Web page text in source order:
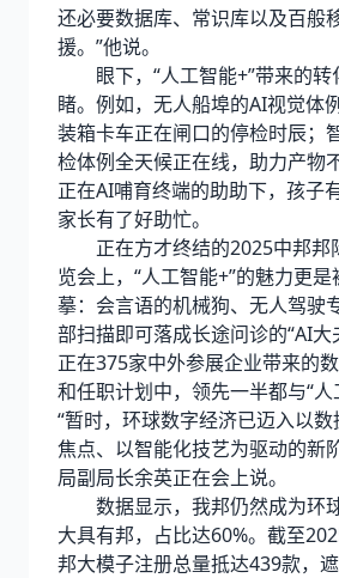
还必要数据库、常识库以及百般
援。”他说。
眼下，“人工智能+”带来的转
睹。例如，无人船埠的AI视觉体
装箱卡车正在闸口的停检时辰；
检体例全天候正在线，助力产物
正在AI哺育终端的助助下，孩子有
家长有了好助忙。
正在方才终结的2025中邦邦
览会上，“人工智能+”的魅力更
摹：会言语的机械狗、无人驾驶
部扫描即可落成长途问诊的“AI大
正在375家中外参展企业带来的
和任职计划中，领先一半都与“人
“暂时，环球数字经济已迈入以
焦点、以智能化技艺为驱动的新
局副局长余英正在会上说。
数据显示，我邦仍然成为环
大具有邦，占比达60%。截至
邦大模子注册总量抵达439款，